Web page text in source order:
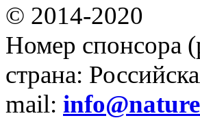
© 2014-2020
Номер спонсора
страна:
mail: